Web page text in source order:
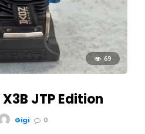
69
JTP Edition
Gigi 0